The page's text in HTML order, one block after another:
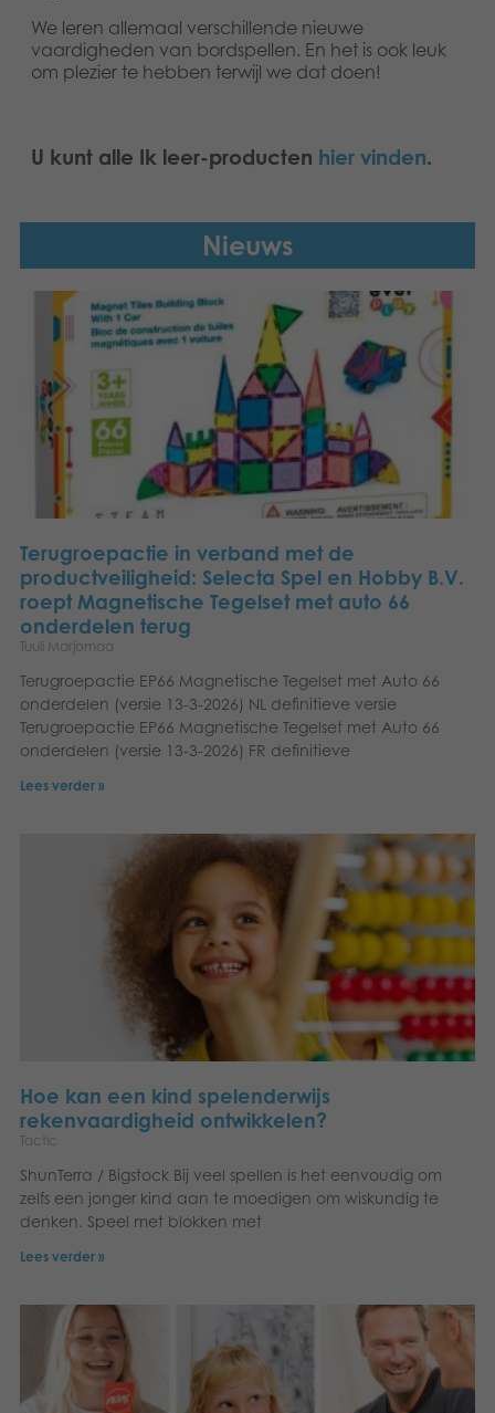
We leren allemaal verschillende nieuwe
vaardigheden van bordspellen. En het is ook leuk
om plezier te hebben terwijl we dat doen!
U kunt alle Ik leer-producten hier vinden.
Nieuws
Terugroepactie in verband met de
productveiligheid: Selecta Spel en Hobby B.V.
roept Magnetische Tegelset met auto 66
onderdelen terug
Tuuli Marjomaa
Terugroepactie EP66 Magnetische Tegelset met Auto 66
onderdelen (versie 13-3-2026) NL definitieve versie
Terugroepactie EP66 Magnetische Tegelset met Auto 66
onderdelen (versie 13-3-2026) FR definitieve
Lees verder »
Hoe kan een kind spelenderwijs
rekenvaardigheid ontwikkelen?
Tactic
ShunTerra / Bigstock Bij veel spellen is het eenvoudig om
zelfs een jonger kind aan te moedigen om wiskundig te
denken. Speel met blokken met
Lees verder »